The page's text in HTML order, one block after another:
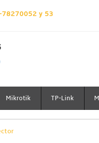
78270052 y 53
Mikrotik TP-Link